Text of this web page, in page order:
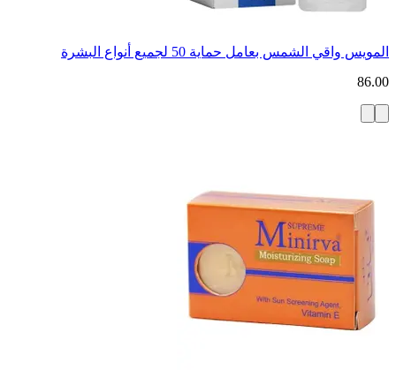
المويس واقي الشمس بعامل حماية 50 لجميع أنواع البشرة
86.00